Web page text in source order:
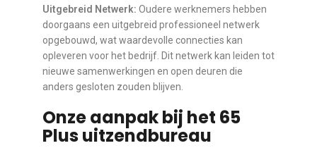
Uitgebreid Netwerk: Oudere werknemers hebben
doorgaans een uitgebreid professioneel netwerk
opgebouwd, wat waardevolle connecties kan
opleveren voor het bedrijf. Dit netwerk kan leiden tot
nieuwe samenwerkingen en open deuren die
anders gesloten zouden blijven.
Onze aanpak bij het 65
Plus uitzendbureau